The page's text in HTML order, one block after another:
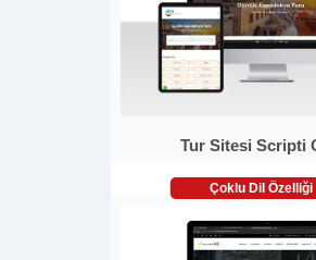
Tur Sitesi Scripti
Çoklu Dil Özelliği